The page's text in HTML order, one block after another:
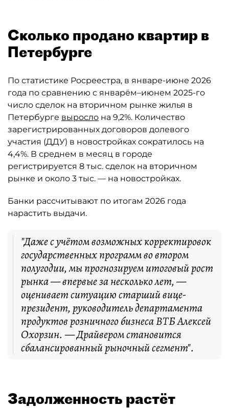
Сколько продано квартир в
Петербурге
По статистике Росреестра, в январе-июне 2026
года по сравнению с январём–июнем 2025-го
число сделок на вторичном рынке жилья в
Петербурге выросло на 9,2%. Количество
зарегистрированных договоров долевого
участия (ДДУ) в новостройках сократилось на
4,4%. В среднем в месяц в городе
регистрируется 8 тыс. сделок на вторичном
рынке и около 3 тыс. — на новостройках.
Банки рассчитывают по итогам 2026 года
нарастить выдачи.
"Даже с учётом возможных корректировок
государственных программ во втором
полугодии, мы прогнозируем итоговый рост
рынка — впервые за несколько лет, —
оценивает ситуацию старший вице-
президент, руководитель департамента
продуктов розничного бизнеса ВТБ Алексей
Охорзин. — Драйвером становится
сбалансированный рыночный сегмент".
Задолженность растёт